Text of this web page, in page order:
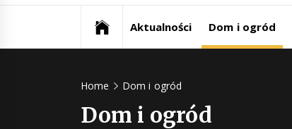
Aktualności Dom i ogród
Home Dom i ogród
Dom i ogród